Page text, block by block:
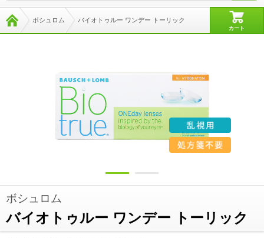
ボシュロム バイオトゥルー ワンデー トーリック
カート
ボシュロム
バイオトゥルー ワンデー トーリック